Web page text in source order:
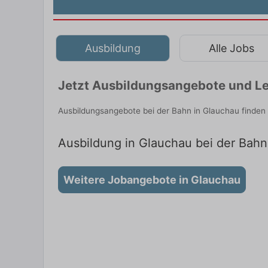
Ausbildung Alle Jobs
Jetzt Ausbildungsangebote und
Ausbildungsangebote bei der Bahn in Glauchau
Ausbildung in Glauchau bei der
Weitere Jobangebote in Glauchau